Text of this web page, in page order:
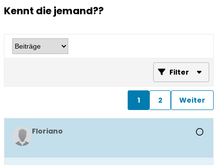
Kennt die jemand??
Filter
1 2 Weiter
Floriano